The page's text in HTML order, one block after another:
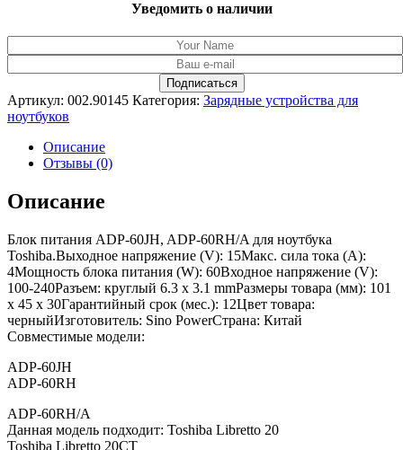
Уведомить о наличии
Артикул: 002.90145 Категория: Зарядные устройства для
ноутбуков
Описание
Отзывы (0)
Описание
Блок питания ADP-60JH, ADP-60RH/A для ноутбука
Toshiba.Выходное напряжение (V): 15Макс. сила тока (A):
4Мощность блока питания (W): 60Входное напряжение (V):
100-240Разъем: круглый 6.3 x 3.1 mmРазмеры товара (мм): 101
x 45 x 30Гарантийный срок (мес.): 12Цвет товара:
черныйИзготовитель: Sino PowerСтрана: Китай
Совместимые модели:
ADP-60JH
ADP-60RH
ADP-60RH/A
Данная модель подходит: Toshiba Libretto 20
Toshiba Libretto 20CT